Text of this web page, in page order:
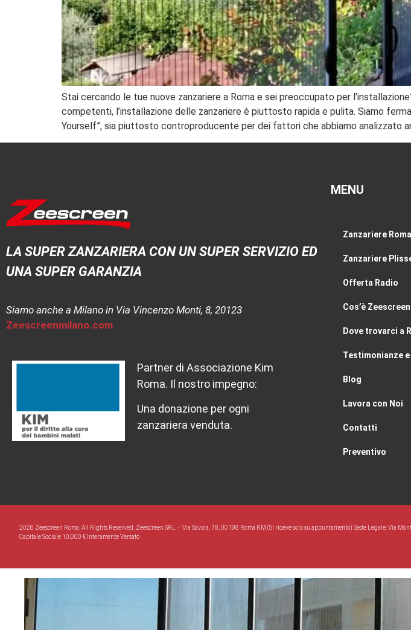
Stai cercando le tue nuove zanzariere a Roma e sei preoccupato per
competenti, l’installazione delle zanzariere è piuttosto rapida e pulita. Siamo
Yourself”, sia piuttosto controproducente per dei fattori che abbiamo analizzato
LA SUPER ZANZARIERA CON UN SUPER SERVIZIO ED
UNA SUPER GARANZIA
Siamo anche a Milano in Via Vincenzo Monti, 8, 20123
Zeescreenmilano.com
Partner di Associazione Kim
Roma. Il nostro impegno:
Una donazione per ogni
zanzariera venduta.
MENU
Zanzariere Roma
Zanzariere
Offerta Radio
Cos’è Zeescreen
Dove trovarci a
Testimonianze
Blog
Lavora con Noi
Contatti
Preventivo
2026 Zeescreen Roma. All Rights Reserved. Zeescreen SRL – Via Savoia, 78, 00198 Roma RM (Si riceve solo su appuntamento) Sede Legale: Via
Capitale Sociale 10.000 € Interamente Versato